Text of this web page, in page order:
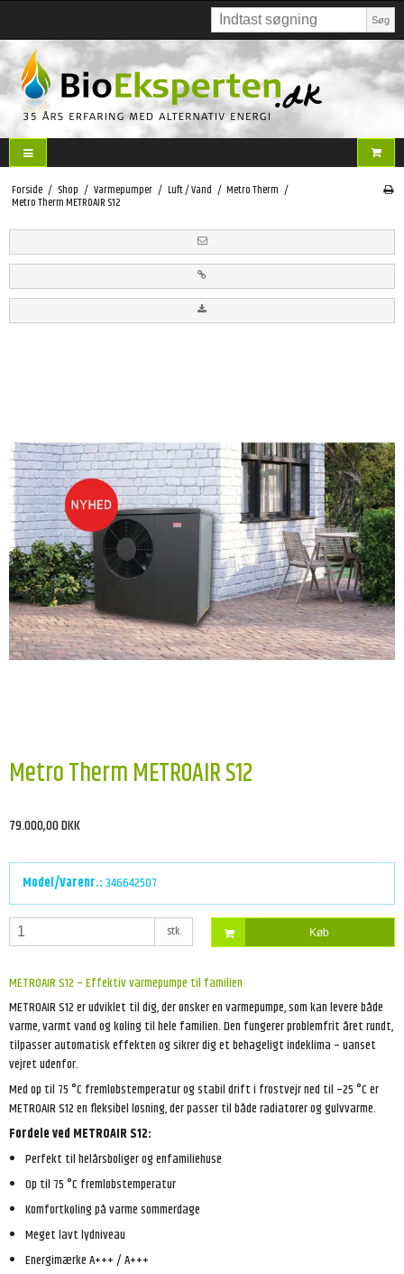
Søg
Forside / Shop / Varmepumper / Luft / Vand / Metro Therm /
Metro Therm METROAIR S12
Metro Therm METROAIR S12
79.000,00 DKK
Model/Varenr.:346642507
stk. Køb
METROAIR S12 – Effektiv varmepumpe til familien
METROAIR S12 er udviklet til dig, der ønsker en varmepumpe, som kan levere både
varme, varmt vand og køling til hele familien. Den fungerer problemfrit året rundt,
tilpasser automatisk effekten og sikrer dig et behageligt indeklima – uanset
vejret udenfor.
Med op til 75 °C fremløbstemperatur og stabil drift i frostvejr ned til –25 °C er
METROAIR S12 en fleksibel løsning, der passer til både radiatorer og gulvvarme.
Fordele ved METROAIR S12:
Perfekt til helårsboliger og enfamiliehuse
Op til 75 °C fremløbstemperatur
Komfortkøling på varme sommerdage
Meget lavt lydniveau
Energimærke A+++ / A+++